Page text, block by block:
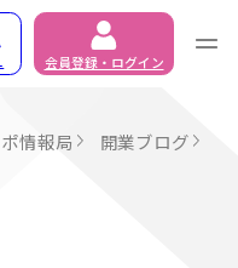
店舗で
会員登録・ログイン
情報局 開業ブログ